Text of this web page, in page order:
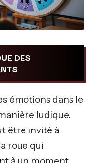
DES
émotions dans le
ludique.
être invité à
roue qui
à un moment